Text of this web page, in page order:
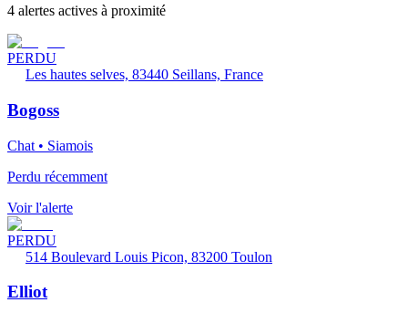
4 alertes actives à proximité
PERDU
Les hautes selves, 83440 Seillans, France
Bogoss
Chat • Siamois
Perdu récemment
Voir l'alerte
PERDU
514 Boulevard Louis Picon, 83200 Toulon
Elliot